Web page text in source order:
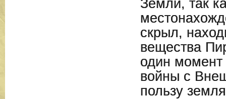
Земли, так
скрыл,
вещества
один
войны с
пользу